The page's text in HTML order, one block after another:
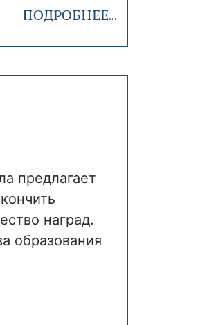
ПОДРОБНЕЕ...
предлагает
наград.
образования